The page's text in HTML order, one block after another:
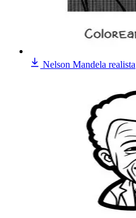
Nelson Mandela realista